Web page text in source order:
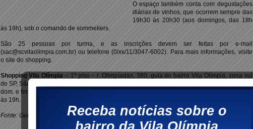
O espaço também conta com degustações
diárias de vinhos, que ocorrem sempre das
19h30 às 20h30 (aos domingos, das 18h
às 19h), sob o comando de sommeliers.
São 25 pessoas por turma, e as inscrições devem ser feitas por e-mail
(sac@scvilaolimpia.com.br) ou telefone (0/xx/11/3047-6002). Para mais informações, visite
o site do shopping.
Shopping Vila Olímpia – 1º piso – r. Olimpíadas, 360, guia do bairro Vila Olímpia, zona sul
de SP, São Paulo, SP. Tel.: 0/xx/11/3047-6001. Até 15/5. Exposição: seg. a sáb.: 10h às 22h;
dom. e feriados: 14h às 20h. Degustação: seg. a sáb.: 19h30 às 20h30; dom. e feriados: 18h
às 19h.
Fonte: Guia Folha